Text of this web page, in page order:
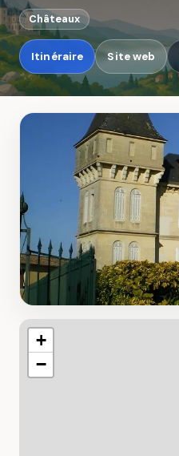
Châteaux
Itinéraire Site web
+
−